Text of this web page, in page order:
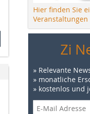
Hier finden Sie
Veranstaltungen
Zi
» Relevante
» monatliche
» kostenlos und